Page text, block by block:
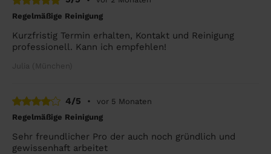
Regelmäßige Reinigung
Kurzfristig Termin erhalten, Kontakt und Reinigung
professionell. Kann ich empfehlen!
Julia (München)
4/5 •
vor 5 Monaten
Regelmäßige Reinigung
Sehr freundlicher Pro der auch noch gründlich und
gewissenhaft arbeitet